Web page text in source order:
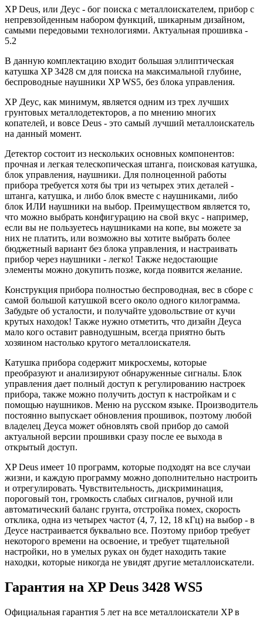
XP Deus, или Деус - бог поиска с металлоискателем, прибор с
непревзойденным набором функций, шикарным дизайном,
самыми передовыми технологиями. Актуальная прошивка -
5.2
В данную комплектацию входит большая эллиптическая
катушка XP 3428 см для поиска на максимальной глубине,
беспроводные наушники XP WS5, без блока управления.
ХР Деус, как минимум, является одним из трех лучших
грунтовых металлодетекторов, а по мнению многих
копателей, и вовсе Deus - это самый лучший металлоискатель
на данный момент.
Детектор состоит из нескольких основных компонентов:
прочная и легкая телескопическая штанга, поисковая катушка,
блок управления, наушники. Для полноценной работы
прибора требуется хотя бы три из четырех этих деталей -
штанга, катушка, и либо блок вместе с наушниками, либо
блок ИЛИ наушники на выбор. Преимуществом является то,
что можно выбрать конфигурацию на свой вкус - например,
если вы не пользуетесь наушниками на копе, вы можете за
них не платить, или возможно вы хотите выбрать более
бюджетный вариант без блока управления, и настраивать
прибор через наушники - легко! Также недостающие
элементы можно докупить позже, когда появится желание.
Конструкция прибора полностью беспроводная, вес в сборе с
самой большой катушкой всего около одного килограмма.
Забудьте об усталости, и получайте удовольствие от кучи
крутых находок! Также нужно отметить, что дизайн Деуса
мало кого оставит равнодушным, всегда приятно быть
хозяином настолько крутого металлоискателя.
Катушка прибора содержит микросхемы, которые
преобразуют и анализируют обнаруженные сигналы. Блок
управления дает полный доступ к регулированию настроек
прибора, также можно получить доступ к настройкам и с
помощью наушников. Меню на русском языке. Производитель
постоянно выпускает обновления прошивок, поэтому любой
владелец Деуса может обновлять свой прибор до самой
актуальной версии прошивки сразу после ее выхода в
открытый доступ.
XP Deus имеет 10 программ, которые подходят на все случаи
жизни, и каждую программу можно дополнительно настроить
и отрегулировать. Чувствительность, дискриминация,
пороговый тон, громкость слабых сигналов, ручной или
автоматический баланс грунта, отстройка помех, скорость
отклика, одна из четырех частот (4, 7, 12, 18 кГц) на выбор - в
Деусе настраивается буквально все. Поэтому прибор требует
некоторого времени на освоение, и требует тщательной
настройки, но в умелых руках он будет находить такие
находки, которые никогда не увидят другие металлоискатели.
Гарантия на XP Deus 3428 WS5
Официальная гарантия 5 лет на все металлоискатели XP в